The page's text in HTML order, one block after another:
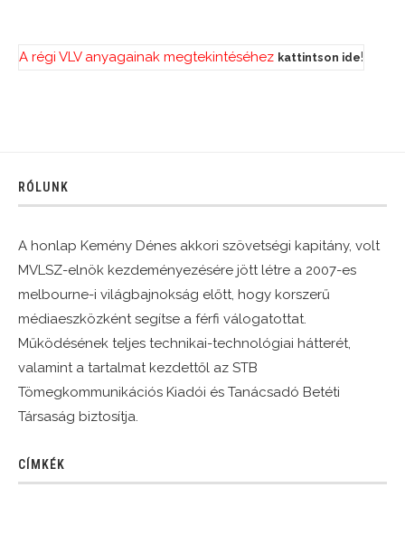
A régi VLV anyagainak megtekintéséhez kattintson ide!
RÓLUNK
A honlap Kemény Dénes akkori szövetségi kapitány, volt
MVLSZ-elnök kezdeményezésére jött létre a 2007-es
melbourne-i világbajnokság előtt, hogy korszerű
médiaeszközként segítse a férfi válogatottat.
Működésének teljes technikai-technológiai hátterét,
valamint a tartalmat kezdettől az STB
Tömegkommunikációs Kiadói és Tanácsadó Betéti
Társaság biztosítja.
CÍMKÉK